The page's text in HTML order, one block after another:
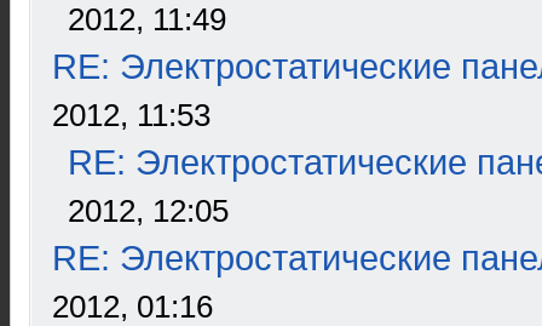
2012, 11:49
RE: Электростатические
2012, 11:53
RE: Электростатические
2012, 12:05
RE: Электростатические
2012, 01:16